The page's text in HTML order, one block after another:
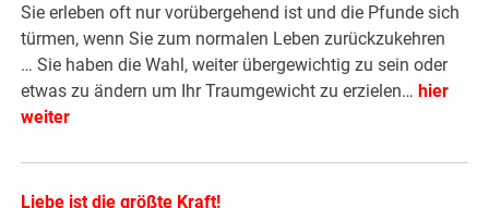
Sie erleben oft nur vorübergehend ist und die Pfunde sich
türmen, wenn Sie zum normalen Leben zurückzukehren
… Sie haben die Wahl, weiter übergewichtig zu sein oder
etwas zu ändern um Ihr Traumgewicht zu erzielen…hier
weiter
Liebe ist die größte Kraft!